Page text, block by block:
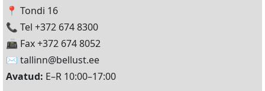
📍 Tondi 16
📞 Tel +372 674 8300
📠 Fax +372 674 8052
✉️ tallinn@bellust.ee
Avatud: E–R 10:00–17:00